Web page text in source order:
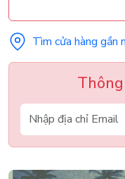
Tìm cửa hàng gần